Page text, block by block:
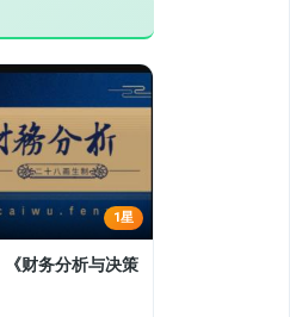
1星
财务分析与决策